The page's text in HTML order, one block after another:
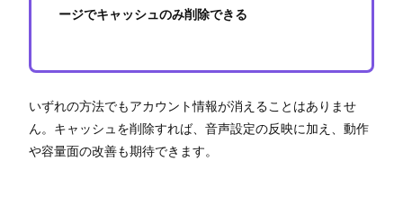
ージでキャッシュのみ削除できる
いずれの方法でもアカウント情報が消えることはありませ
ん。キャッシュを削除すれば、音声設定の反映に加え、動作
や容量面の改善も期待できます。